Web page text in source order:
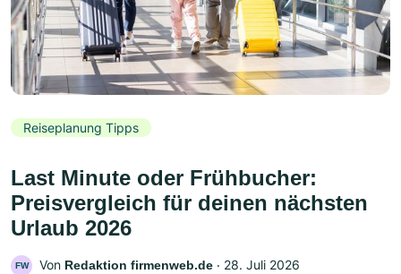
Reiseplanung Tipps
Last Minute oder Frühbucher:
Preisvergleich für deinen nächsten
Urlaub 2026
FW Von Redaktion firmenweb.de ‧ 28. Juli 2026